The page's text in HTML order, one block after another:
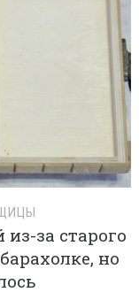
за старого
но